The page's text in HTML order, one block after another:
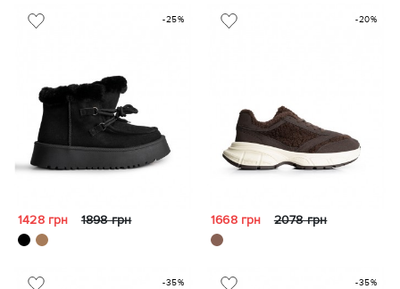
-25%
1428 грн 1898 грн
-20%
1668 грн 2078 грн
-35% -35%